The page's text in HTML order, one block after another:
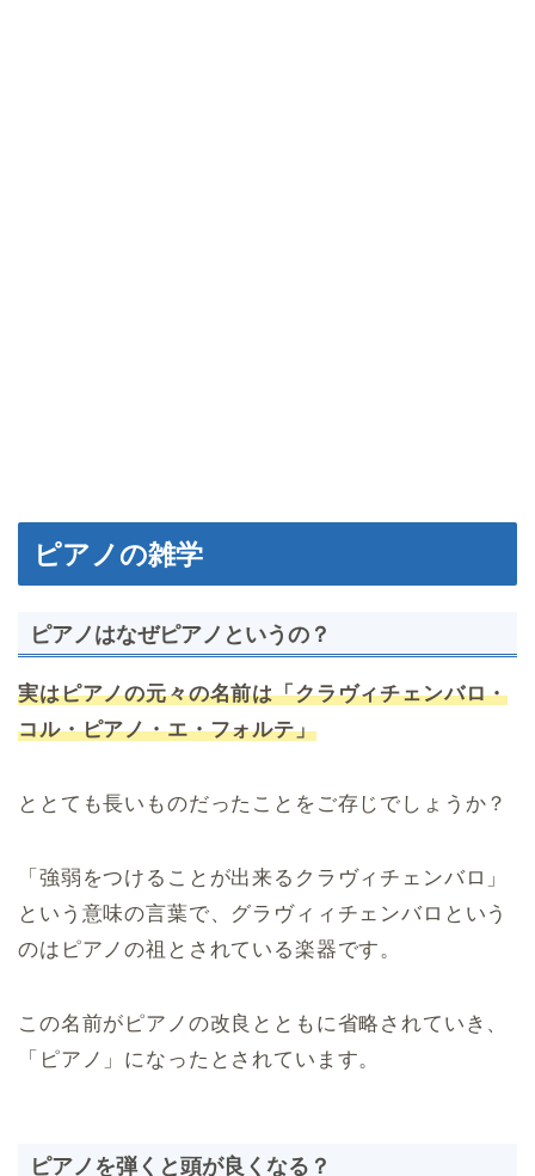
ピアノの雑学
ピアノはなぜピアノというの？
実はピアノの元々の名前は「クラヴィチェンバロ・
コル・ピアノ・エ・フォルテ」
ととても長いものだったことをご存じでしょうか？
「強弱をつけることが出来るクラヴィチェンバロ」
という意味の言葉で、グラヴィィチェンバロという
のはピアノの祖とされている楽器です。
この名前がピアノの改良とともに省略されていき、
「ピアノ」になったとされています。
ピアノを弾くと頭が良くなる？